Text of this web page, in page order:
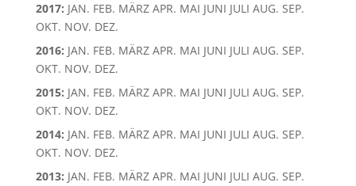
2017: JAN. FEB. MÄRZ APR. MAI JUNI JULI AUG. SEP.
OKT. NOV. DEZ.
2016: JAN. FEB. MÄRZ APR. MAI JUNI JULI AUG. SEP.
OKT. NOV. DEZ.
2015: JAN. FEB. MÄRZ APR. MAI JUNI JULI AUG. SEP.
OKT. NOV. DEZ.
2014: JAN. FEB. MÄRZ APR. MAI JUNI JULI AUG. SEP.
OKT. NOV. DEZ.
2013: JAN. FEB. MÄRZ APR. MAI JUNI JULI AUG. SEP.